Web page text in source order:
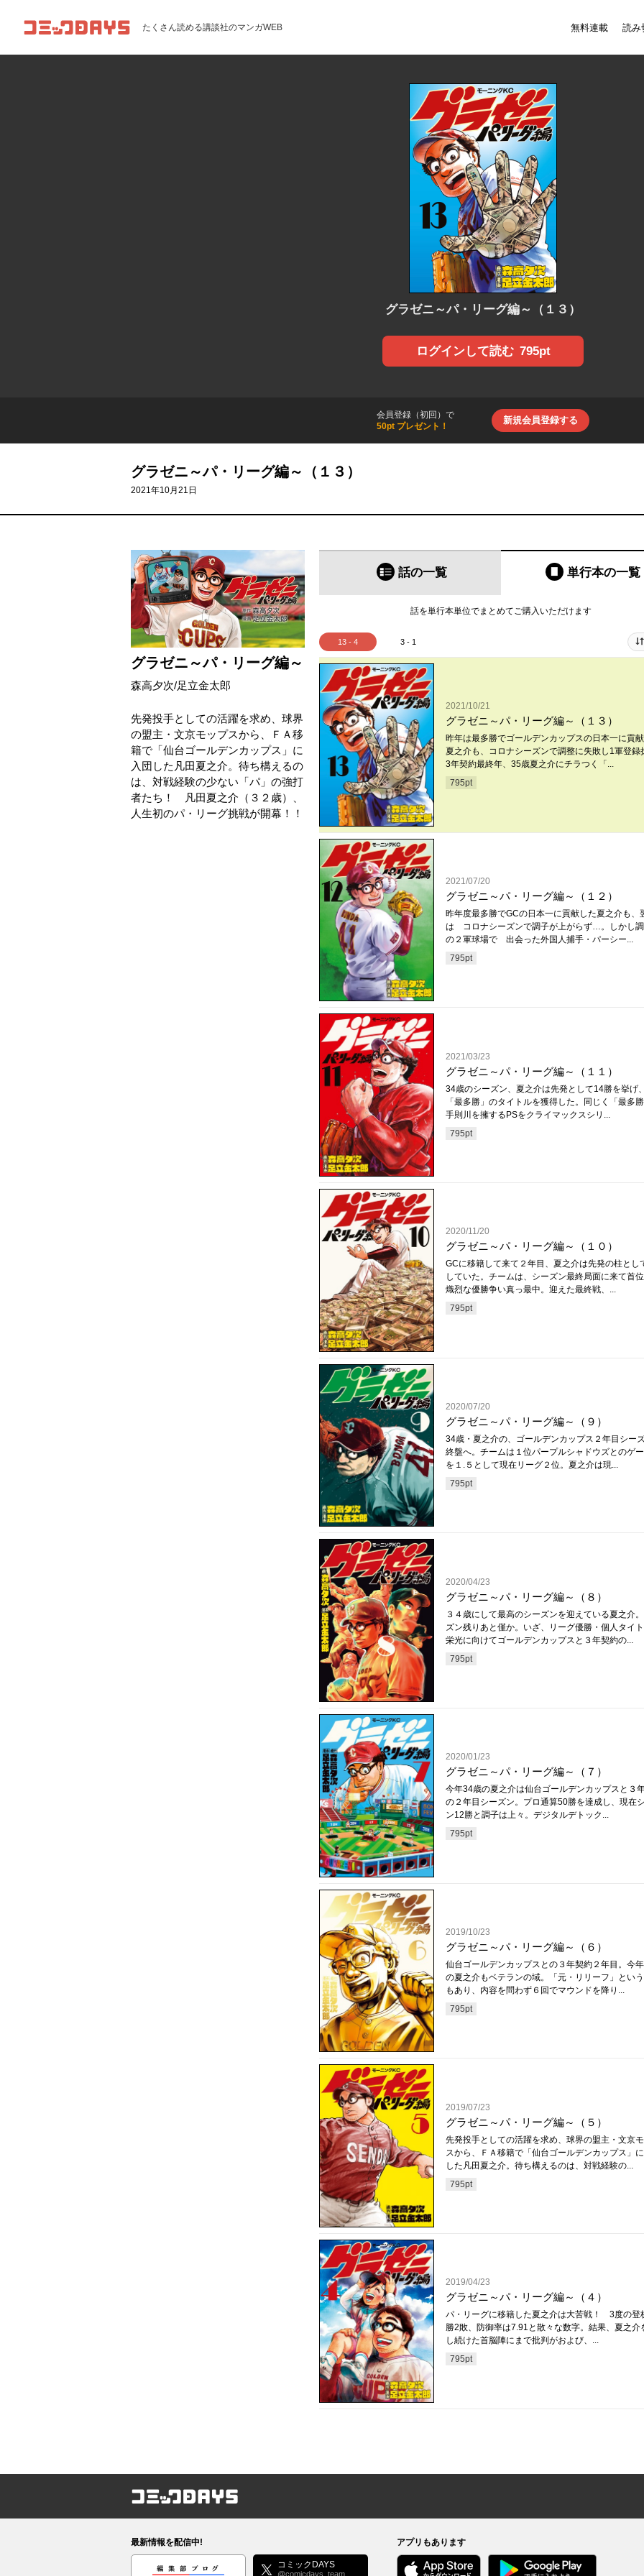
コミックDAYS たくさん読める講談社のマンガWEB 無料連載 読み
グラゼニ～パ・リーグ編～（１３）
ログインして読む 795pt
会員登録（初回）で
50pt プレゼント！
新規会員登録する
グラゼニ～パ・リーグ編～（１３）
2021年10月21日
グラゼニ～パ・リーグ編～
森高夕次/足立金太郎
先発投手としての活躍を求め、球界
の盟主・文京モップスから、ＦＡ移
籍で「仙台ゴールデンカップス」に
入団した凡田夏之介。待ち構えるの
は、対戦経験の少ない「パ」の強打
者たち！ 凡田夏之介（３２歳）、
人生初のパ・リーグ挑戦が開幕！！
話の一覧 単行本の一覧
話を単行本単位でまとめてご購入いただけます
13 - 4 3 - 1
2021/10/21
グラゼニ～パ・リーグ編～（１３）
昨年は最多勝でゴールデンカップスの日本一に貢
夏之介も、コロナシーズンで調整に失敗し1軍登録
3年契約最終年、35歳夏之介にチラつく「...
795pt
2021/07/20
グラゼニ～パ・リーグ編～（１２）
昨年度最多勝でGCの日本一に貢献した夏之介も、
は コロナシーズンで調子が上がらず…。しかし
の２軍球場で 出会った外国人捕手・パーシー...
795pt
2021/03/23
グラゼニ～パ・リーグ編～（１１）
34歳のシーズン、夏之介は先発として14勝を挙げ
「最多勝」のタイトルを獲得した。同じく「最多
手則川を擁するPSをクライマックスシリ...
795pt
2020/11/20
グラゼニ～パ・リーグ編～（１０）
GCに移籍して来て２年目、夏之介は先発の柱とし
していた。チームは、シーズン最終局面に来て首
熾烈な優勝争い真っ最中。迎えた最終戦、...
795pt
2020/07/20
グラゼニ～パ・リーグ編～（９）
34歳・夏之介の、ゴールデンカップス２年目シー
終盤へ。チームは１位パープルシャドウズとのゲ
を１.５として現在リーグ２位。夏之介は現...
795pt
2020/04/23
グラゼニ～パ・リーグ編～（８）
３４歳にして最高のシーズンを迎えている夏之介
ズン残りあと僅か。いざ、リーグ優勝・個人タイ
栄光に向けてゴールデンカップスと３年契約の...
795pt
2020/01/23
グラゼニ～パ・リーグ編～（７）
今年34歳の夏之介は仙台ゴールデンカップスと３
の２年目シーズン。プロ通算50勝を達成し、現在
ン12勝と調子は上々。デジタルデトック...
795pt
2019/10/23
グラゼニ～パ・リーグ編～（６）
仙台ゴールデンカップスとの３年契約２年目。今
の夏之介もベテランの域。「元・リリーフ」とい
もあり、内容を問わず６回でマウンドを降り...
795pt
2019/07/23
グラゼニ～パ・リーグ編～（５）
先発投手としての活躍を求め、球界の盟主・文京
スから、ＦＡ移籍で「仙台ゴールデンカップス」
した凡田夏之介。待ち構えるのは、対戦経験の...
795pt
2019/04/23
グラゼニ～パ・リーグ編～（４）
パ・リーグに移籍した夏之介は大苦戦！ 3度の登
勝2敗、防御率は7.91と散々な数字。結果、夏之介
し続けた首脳陣にまで批判がおよび、...
795pt
コミックDAYS
最新情報を配信中!
編集部ブログ コミックDAYS
@comicdays_team
アプリもあります